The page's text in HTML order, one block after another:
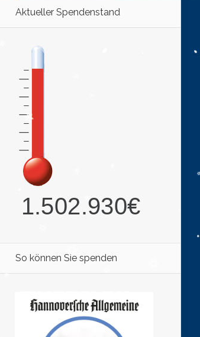
Aktueller Spendenstand
So können Sie spenden